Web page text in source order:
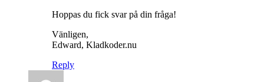
Hoppas du fick svar på din fråga!
Vänligen,
Edward, Kladkoder.nu
Reply